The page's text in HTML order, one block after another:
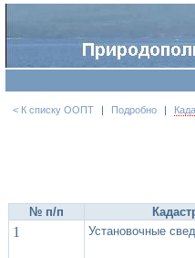
< К списку ООПТ | Подробно |
№ п/п
1 Установочные